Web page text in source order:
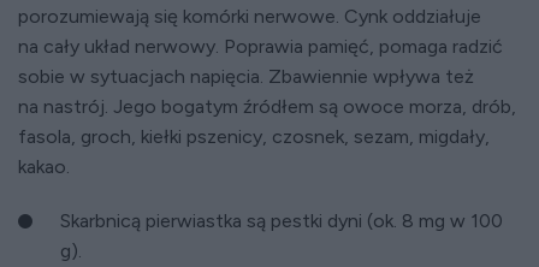
porozumiewają się komórki nerwowe. Cynk oddziałuje
na cały układ nerwowy. Poprawia pamięć, pomaga radzić
sobie w sytuacjach napięcia. Zbawiennie wpływa też
na nastrój. Jego bogatym źródłem są owoce morza, drób,
fasola, groch, kiełki pszenicy, czosnek, sezam, migdały,
kakao.
Skarbnicą pierwiastka są pestki dyni (ok. 8 mg w 100
g).